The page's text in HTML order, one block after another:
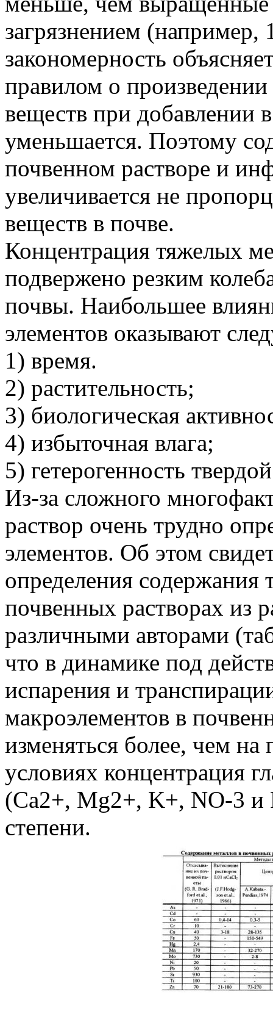
загрязнением
закономерность
правилом о
веществ при добавлении
уменьшается. Поэтому
почвенном растворе и
увеличивается не
веществ в почве.
Концентрация тяжелых
подвержено резким
почвы. Наибольшее
элементов оказывают
1) время.
2) растительность;
3) биологическая
4) избыточная влага;
5) гетерогенность
Из-за сложного
раствор очень трудно
элементов. Об этом
определения
почвенных растворах из
различными авторами
что в динамике под
испарения и
макроэлементов в
изменяться более, чем
условиях концентрация
(Са2+, Mg2+, K+, NO-3 и
степени.